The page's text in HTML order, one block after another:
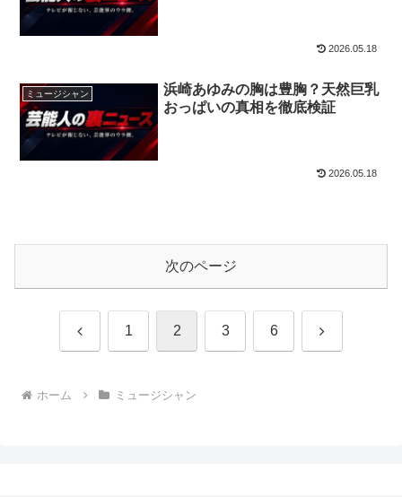
2026.05.18
ミュージシャン
浜崎あゆみの胸は豊胸？天然巨乳
おっぱいの真相を徹底検証
2026.05.18
次のページ
前 1 2 3 6 次
ホーム ミュージシャン